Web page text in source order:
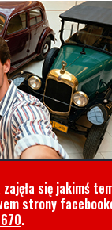
się jakimś
strony
.